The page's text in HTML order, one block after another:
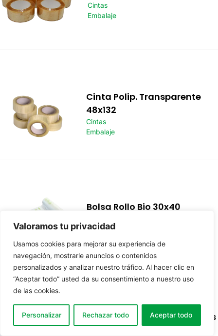
Valoramos tu privacidad
Usamos cookies para mejorar su experiencia de
navegación, mostrarle anuncios o contenidos
personalizados y analizar nuestro tráfico. Al hacer clic en
“Aceptar todo” usted da su consentimiento a nuestro uso
de las cookies.
Personalizar Rechazar todo Aceptar todo
Cintas
Embalaje
Cinta Polip. Transparente
48x132
Cintas
Embalaje
Bolsa Rollo Bio 30x40
10.5Micras
Bolsas
Plástico
Film Manual Blanco 23Micras
13000Gr